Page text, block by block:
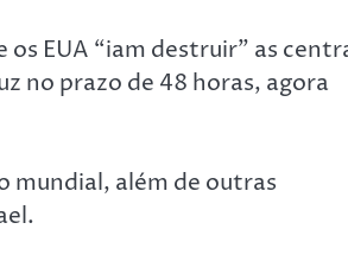
EUA “iam destruir” as
no prazo de 48 horas, agora
mundial, além de outras